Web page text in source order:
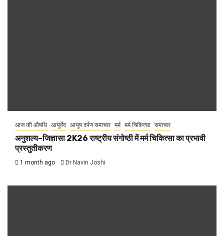
आज की औषधि आयुर्वेद आयुष दर्पण समाचार मर्म मर्म चिकित्सा समाचार
अनुशल्य–जिज्ञासा 2K26 राष्ट्रीय संगोष्ठी में मर्म चिकित्सा का प्रभावी
प्रस्तुतीकरण
1 month ago Dr Navin Joshi